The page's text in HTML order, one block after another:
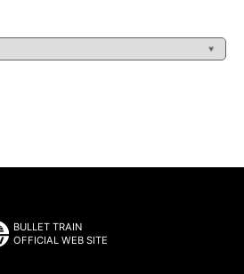
BULLET TRAIN
OFFICIAL WEB SITE